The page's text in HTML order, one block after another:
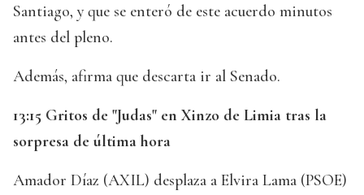
Santiago, y que se enteró de este acuerdo minutos
antes del pleno.
Además, afirma que descarta ir al Senado.
13:15 Gritos de "Judas" en Xinzo de Limia tras la
sorpresa de última hora
Amador Díaz (AXIL) desplaza a Elvira Lama (PSOE)